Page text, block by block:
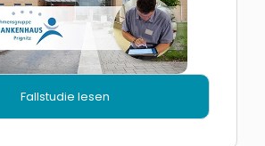
Fallstudie lesen